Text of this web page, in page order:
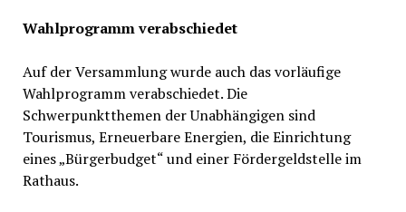
Wahlprogramm verabschiedet
Auf der Versammlung wurde auch das vorläufige
Wahlprogramm verabschiedet. Die
Schwerpunktthemen der Unabhängigen sind
Tourismus, Erneuerbare Energien, die Einrichtung
eines „Bürgerbudget“ und einer Fördergeldstelle im
Rathaus.